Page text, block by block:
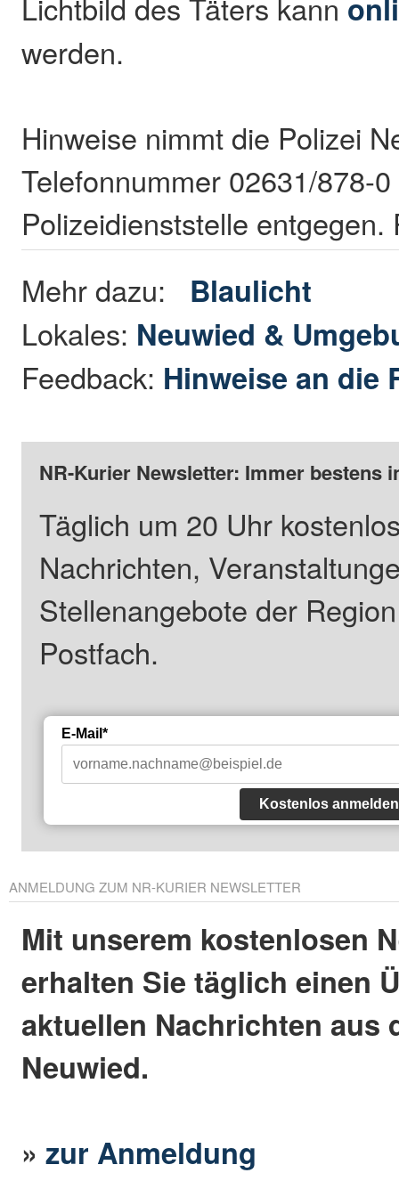
Lichtbild des Täters kann
werden.
Hinweise nimmt die Polizei
Telefonnummer 02631/878-
Polizeidienststelle entgegen.
Mehr dazu: Blaulicht
Lokales: Neuwied &
Feedback: Hinweise an die
NR-Kurier Newsletter: Immer bestens
Täglich um 20 Uhr
Nachrichten,
Stellenangebote der
Postfach.
E-Mail*
Kostenlos anmelden
ANMELDUNG ZUM NR-KURIER NEWSLETTER
Mit unserem kostenlosen
erhalten Sie täglich einen
aktuellen Nachrichten aus
Neuwied.
»zur Anmeldung